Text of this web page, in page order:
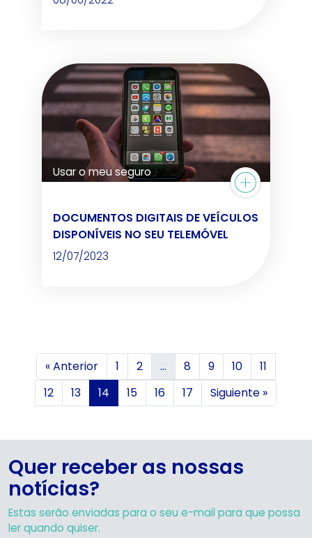
Usar o meu seguro
DOCUMENTOS DIGITAIS DE VEÍCULOS
DISPONÍVEIS NO SEU TELEMÓVEL
12/07/2023
« Anterior 1 2 ... 8 9 10
11
12
13 14 15 16 17 Siguiente »
Quer receber as nossas
notícias?
Estas serão enviadas para o seu e-mail para que possa
ler quando quiser.